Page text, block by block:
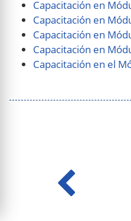
Capacitación en
Capacitación en
Capacitación en
Capacitación en
Capacitación en el